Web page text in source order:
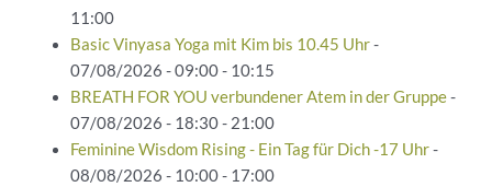
11:00
Basic Vinyasa Yoga mit Kim bis 10.45 Uhr-
07/08/2026 - 09:00 - 10:15
BREATH FOR YOU verbundener Atem in der Gruppe-
07/08/2026 - 18:30 - 21:00
Feminine Wisdom Rising - Ein Tag für Dich -17 Uhr-
08/08/2026 - 10:00 - 17:00